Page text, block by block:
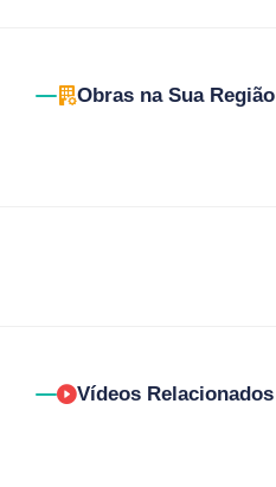
Obras na Sua Região
Vídeos Relacionados